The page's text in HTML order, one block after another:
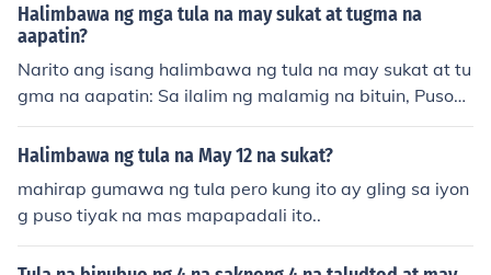
Halimbawa ng mga tula na may sukat at tugma na
aapatin?
Narito ang isang halimbawa ng tula na may sukat at tu
gma na aapatin: Sa ilalim ng malamig na bituin, Puson
g naglalakbay, puno ng pag-asa, Sa hangin ay dala an
g pangarap na kay ganda, Sa buhay na ito, tayo'y hindi
ma na &quot;in&quot; at &quot;asa.&quot;
Halimbawa ng tula na May 12 na sukat?
mahirap gumawa ng tula pero kung ito ay gling sa iyon
g puso tiyak na mas mapapadali ito..